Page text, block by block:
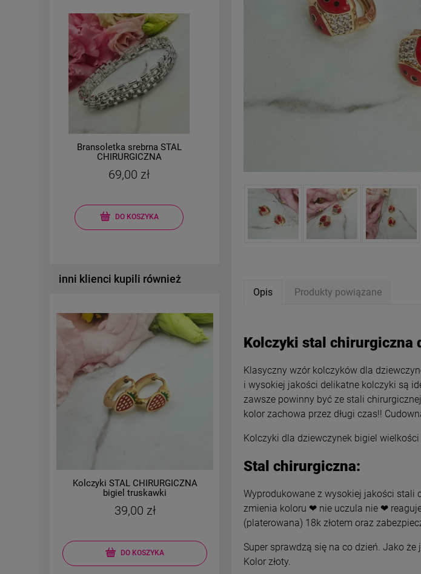
Bransoletka srebrna STAL
CHIRURGICZNA
cyrkonie
69,00 zł
DO KOSZYKA
79,00 zł
DO KOSZYKA
inni klienci kupili również
Kolczyki STAL CHIRURGICZNA
bigiel truskawki
39,00 zł
DO KOSZYKA
bigiel dla dziewczynek słonik
39,00 zł
DO KOSZYKA
Opis Produkty powiązane
Kolczyki stal chirurgiczna
Klasyczny wzór kolczyków dla
i wysokiej jakości delikatne kolczyki są
zawsze powinny być ze stali
kolor zachowa przez długi czas!!
Kolczyki dla dziewczynek bigiel
Stal chirurgiczna:
Wyprodukowane z wysokiej jakości stali
zmienia koloru ❤ nie uczula nie ❤
(platerowana) 18k złotem oraz
Super sprawdzą się na co dzień. Jako
Kolor złoty.